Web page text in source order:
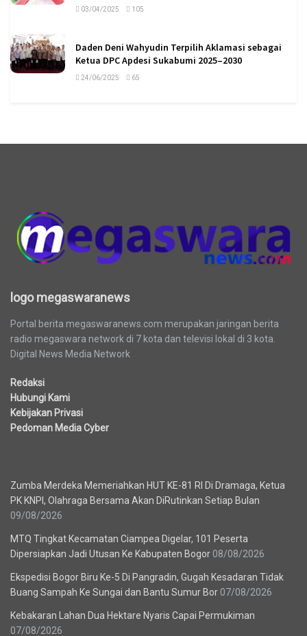
03/04/2025 105
Daden Deni Wahyudin Terpilih Aklamasi sebagai
Ketua DPC Apdesi Sukabumi 2025–2030
24/06/2025 65
logo megaswaranews
Portal berita megaswaranews.com merupakan jaringan berita
radio megaswara network di 7 kota dan televisi lokal di 3 kota.
Digital News Media Network
Redaksi
Hubungi Kami
Kebijakan Privasi
Pedoman Media Cyber
Zumba Merdeka Memeriahkan HUT KE-81 RI Di Dramaga, Ketua
PK KNPI, Olahraga Bersama Akan DiRutinkan Setiap Bulan
09/08/2026
MTQ Tingkat Kecamatan Ciampea Digelar, 101 Peserta
Dipersiapkan Jadi Utusan Ke Kabupaten Bogor 08/08/2026
Ekspedisi Bogor Biru Ke-5 Di Pangradin, Gugah Kesadaran Tidak
Buang Sampah Ke Sungai dan Bantu Sumur Bor 07/08/2026
Kebakaran Lahan Dua Hektare Nyaris Capai Permukiman
07/08/2026